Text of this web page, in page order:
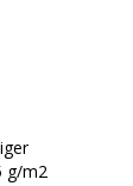
g/m2